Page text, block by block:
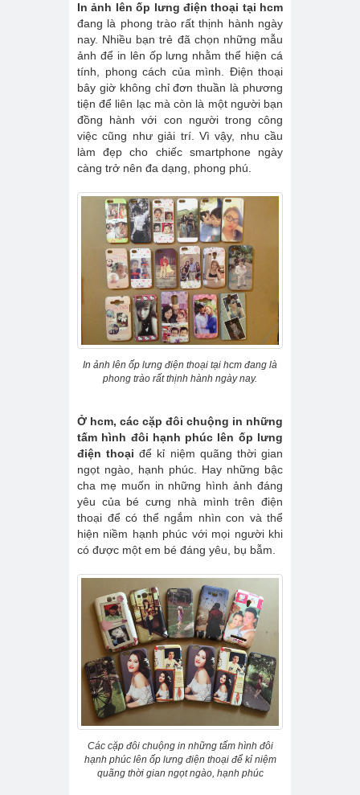
In ảnh lên ốp lưng điện thoại tại hcm
đang là phong trào rất thịnh hành ngày
nay. Nhiều bạn trẻ đã chọn những mẫu
ảnh để in lên ốp lưng nhằm thể hiện cá
tính, phong cách của mình. Điện thoại
bây giờ không chỉ đơn thuần là phương
tiện để liên lạc mà còn là một người bạn
đồng hành với con người trong công
việc cũng như giải trí. Vì vậy, nhu cầu
làm đẹp cho chiếc smartphone ngày
càng trở nên đa dạng, phong phú.
In ảnh lên ốp lưng điện thoại tại hcm đang là
phong trào rất thịnh hành ngày nay.
Ở hcm, các cặp đôi chuộng in những
tấm hình đôi hạnh phúc lên ốp lưng
điện thoại để kỉ niệm quãng thời gian
ngọt ngào, hạnh phúc. Hay những bậc
cha mẹ muốn in những hình ảnh đáng
yêu của bé cưng nhà mình trên điện
thoại để có thể ngắm nhìn con và thể
hiện niềm hạnh phúc với mọi người khi
có được một em bé đáng yêu, bụ bẫm.
Các cặp đôi chuộng in những tấm hình đôi
hạnh phúc lên ốp lưng điện thoại để kỉ niệm
quãng thời gian ngọt ngào, hạnh phúc